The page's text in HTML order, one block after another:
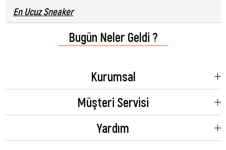
En Ucuz Sneaker
durumda direkt olarak en ucuz olan model üzerinden, dilediğiniz gibi bir
seçim yapabilirsiniz. Kampanya dönemlerinde, istediğiniz modeli en uygun
modellerde, size sunulan rahat etmenin ötesinde aynı zamanda estetik
oluyor. Erkek deri sneaker son derece şık bir görünüme sahip
olduğundan birçok kişi tarafından da hemen tercih ediliyor. Fiyatları da
inceleyerek sizin için uygun olanı seçebilirsiniz.
Bugün Neler Geldi ?
Kurumsal
Müşteri Servisi
Yardım